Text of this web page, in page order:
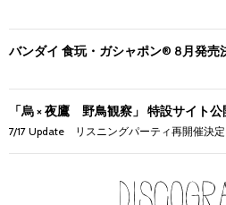
バンダイ 食玩・ガシャポン® 8月発売
「烏 × 夜鷹 野鳥観察」 特設サイト公
7/17 Update リスニングパーティ再開催決定